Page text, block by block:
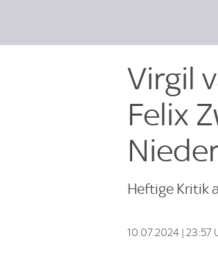
Virgil
Felix
Heftige Kritik
10.07.2024 | 23:57